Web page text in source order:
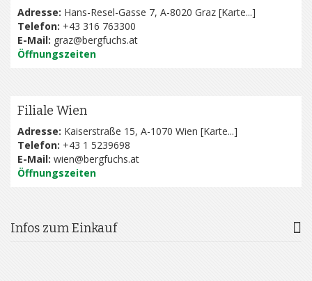
Adresse: Hans-Resel-Gasse 7, A-8020 Graz [Karte...]
Telefon: +43 316 763300
E-Mail: graz@bergfuchs.at
Öffnungszeiten
Filiale Wien
Adresse: Kaiserstraße 15, A-1070 Wien [Karte...]
Telefon: +43 1 5239698
E-Mail: wien@bergfuchs.at
Öffnungszeiten
Infos zum Einkauf